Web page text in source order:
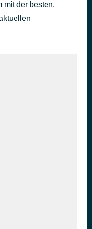
mit der besten,